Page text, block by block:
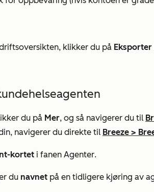
, klikker du på Eksporter
du på Mer, og så navigerer du til
navigerer du direkte til Breeze >
kortet i fanen Agenter.
du navnet på en tidligere kjøring av